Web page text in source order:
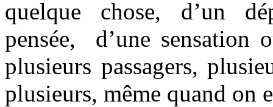
quelque chose, d’un
pensée, d’une sensation
plusieurs passagers,
plusieurs, même quand on